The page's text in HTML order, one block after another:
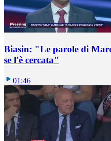
Biasin: "Le parole di
se l'è cercata"
01:46